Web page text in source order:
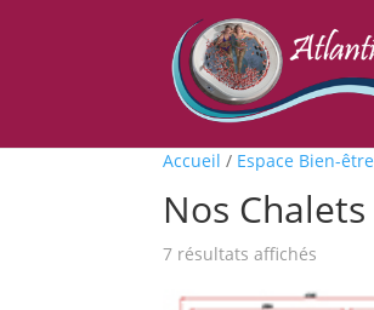
Accueil / Espace Bien-être
Nos Chalets
7 résultats affichés